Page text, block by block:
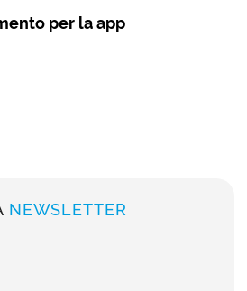
per la app
NEWSLETTER